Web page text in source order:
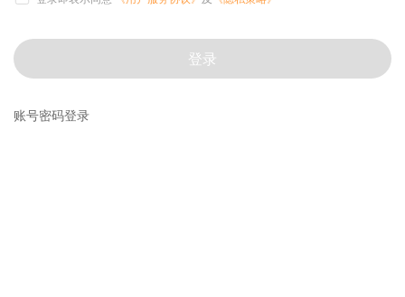
登录
账号密码登录